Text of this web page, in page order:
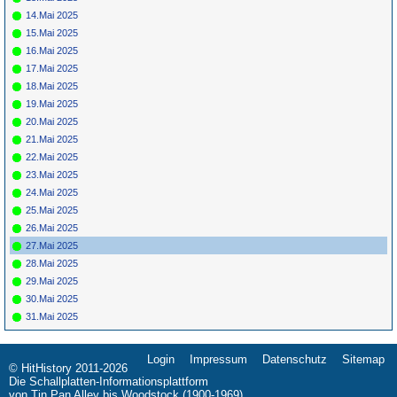
Ende 807
Ende
902
14.Mai 2025
15.Mai 2025
16.Mai 2025
17.Mai 2025
18.Mai 2025
19.Mai 2025
20.Mai 2025
21.Mai 2025
22.Mai 2025
23.Mai 2025
24.Mai 2025
25.Mai 2025
26.Mai 2025
27.Mai 2025
28.Mai 2025
29.Mai 2025
30.Mai 2025
31.Mai 2025
Navigation
überspringen
Login Impressum Datenschutz Sitemap
© HitHistory 2011-2026
Die Schallplatten-Informationsplattform